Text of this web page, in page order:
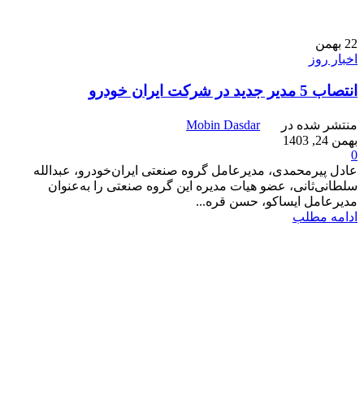
22 بهمن
اخبار روز
انتصاب 5 مدیر جدید در شرکت ایران‌ خودرو
منتشر شده در
Mobin Dasdar
بهمن 24, 1403
0
عادل پیرمحمدی، مدیرعامل گروه صنعتی ایران‌خودرو، عبدالله
سلطانی‌ثانی، عضو هیات مدیره این گروه صنعتی را به‌عنوان
مدیرعامل ایساکو، حسن قره...
ادامه مطلب